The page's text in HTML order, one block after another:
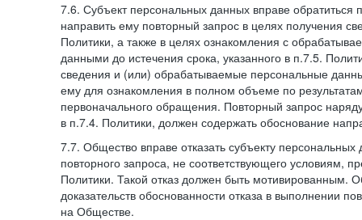
7.6. Субъект персональных данных вправе обратиться
направить ему повторный запрос в целях получения
Политики, а также в целях ознакомления с
данными до истечения срока, указанного в п.7.5.
сведения и (или) обрабатываемые персональные
ему для ознакомления в полном объеме по
первоначального обращения. Повторный запрос
в п.7.4. Политики, должен содержать обоснование
7.7. Общество вправе отказать субъекту
повторного запроса, не соответствующего условиям,
Политики. Такой отказ должен быть мотивированным.
доказательств обоснованности отказа в выполнении
на Обществе.